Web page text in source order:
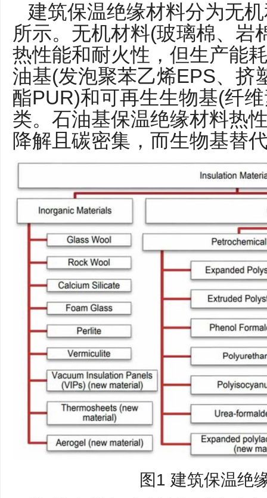
建筑保温绝缘材料分为无
所示。无机材料(玻璃棉、岩
热性能和耐火性，但生产能
油基(发泡聚苯乙烯EPS、挤
酯PUR)和可再生生物基(纤
类。石油基保温绝缘材料热
降解且碳密集，而生物基替
图1 建筑保温绝